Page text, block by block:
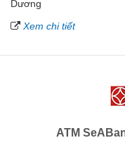
Dương
Xem chi tiết
ATM